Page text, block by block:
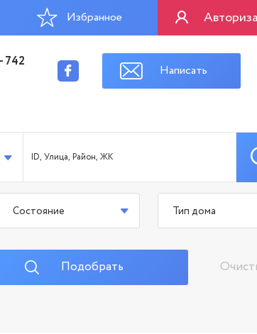
Избранное
742
Написать
Состояние Тип дома
Подобрать